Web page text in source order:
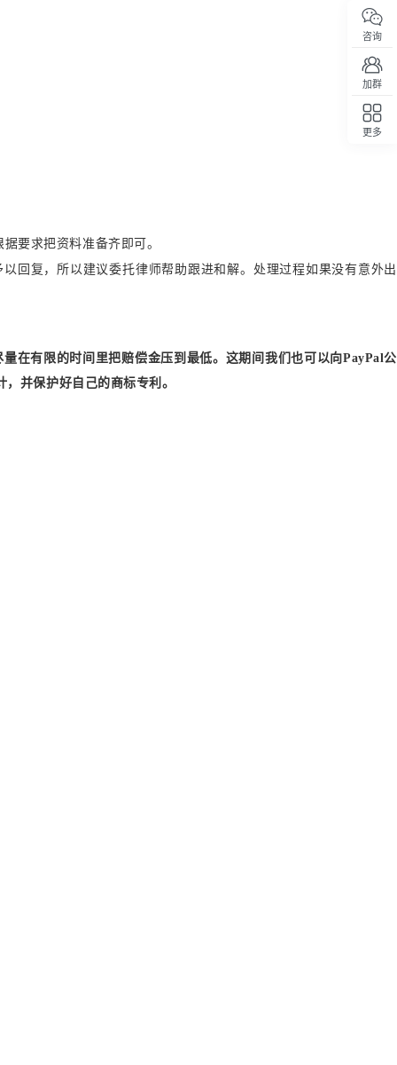
据要求把资料准备齐即可。
回复，所以建议委托律师帮助跟进和解。处理过程如果没有意外出
在有限的时间里把赔偿金压到最低。这期间我们也可以向PayPal公
并保护好自己的商标专利。
咨询
加群
更多